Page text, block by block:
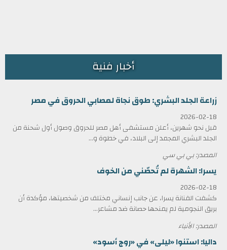
أخبار فنية
زراعة الجلد البشري: طوق نجاة لمصابي الحروق في مصر
2026-02-18
قبل نحو شهرين، أعلن مستشفى أهل مصر للحروق وصول أول شحنة من
الجلد البشري المجمد إلى البلاد، في خطوة و...
المصدر: بي بي سي
يسرا: الشهرة لم تُحصّني من الخوف
2026-02-18
كشفت الفنانة يسرا، عن جانب إنساني مختلف من شخصيتها، مؤكدة أن
بريق النجومية لم يمنحها حصانة ضد مشاعر...
المصدر: الأنباء
داليا: استنوا «ليلى» في «روج أسود»